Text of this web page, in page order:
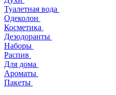
Туалетная вода
Одеколон
Косметика
Дезодоранты
Наборы
Распив
Для дома
Ароматы
Пакеты